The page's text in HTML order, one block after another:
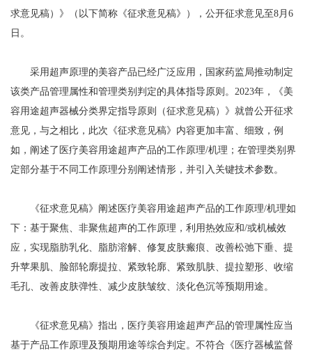
求意见稿）》（以下简称《征求意见稿》），公开征求意见至8月6
日。
采用超声原理的美容产品已经广泛应用，国家药监局推动制定
该类产品管理属性和管理类别判定的具体指导原则。2023年，《美
容用途超声器械分类界定指导原则（征求意见稿）》就曾公开征求
意见，与之相比，此次《征求意见稿》内容更加丰富、细致，例
如，阐述了医疗美容用途超声产品的工作原理/机理；在管理类别界
定部分基于不同工作原理分别阐述情形，并引入关键技术参数。
《征求意见稿》阐述医疗美容用途超声产品的工作原理/机理如
下：基于聚焦、非聚焦超声的工作原理，利用热效应和/或机械效
应，实现脂肪乳化、脂肪溶解、修复皮肤瘢痕、改善松弛下垂、提
升苹果肌、脸部轮廓提拉、紧致轮廓、紧致肌肤、提拉塑形、收缩
毛孔、改善皮肤弹性、减少皮肤皱纹、淡化色沉等预期用途。
《征求意见稿》指出，医疗美容用途超声产品的管理属性应当
基于产品工作原理及预期用途等综合判定。不符合《医疗器械监督